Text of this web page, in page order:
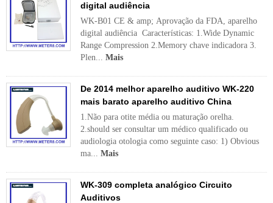
digital audiência
WK-B01 CE & amp; Aprovação da FDA, aparelho
digital audiência Características: 1.Wide Dynamic
Range Compression 2.Memory chave indicadora 3.
Plen... Mais
De 2014 melhor aparelho auditivo WK-220
mais barato aparelho auditivo China
1.Não para otite média ou maturação orelha.
2.should ser consultar um médico qualificado ou
audiologia otologia como seguinte caso: 1) Obvious
ma... Mais
WK-309 completa analógico Circuito
Auditivos